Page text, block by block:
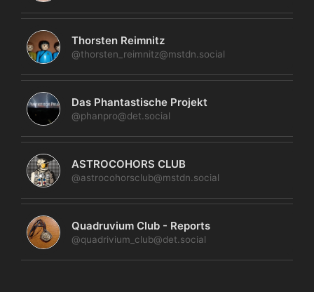
Thorsten Reimnitz
@thorsten_reimnitz@mstdn.social
Das Phantastische Projekt
@phanpro@det.social
ASTROCOHORS CLUB
@astrocohorsclub@mstdn.social
Quadruvium Club - Reports
@quadrivium_club@det.social